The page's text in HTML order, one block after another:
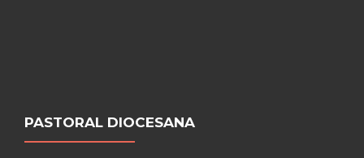
PASTORAL DIOCESANA